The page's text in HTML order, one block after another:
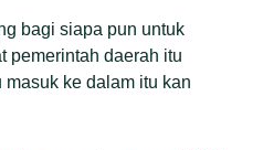
bagi siapa pun untuk
pemerintah daerah itu
ke dalam itu kan